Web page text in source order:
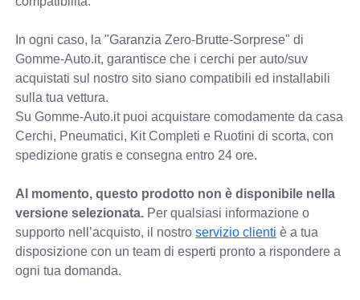
In ogni caso, la "Garanzia Zero-Brutte-Sorprese" di
Gomme-Auto.it, garantisce che i cerchi per auto/suv
acquistati sul nostro sito siano compatibili ed installabili
sulla tua vettura.
Su Gomme-Auto.it puoi acquistare comodamente da casa
Cerchi, Pneumatici, Kit Completi e Ruotini di scorta, con
spedizione gratis e consegna entro 24 ore.
Al momento, questo prodotto non è disponibile nella
versione selezionata. Per qualsiasi informazione o
supporto nell’acquisto, il nostroservizio clienti è a tua
disposizione con un team di esperti pronto a rispondere a
ogni tua domanda.